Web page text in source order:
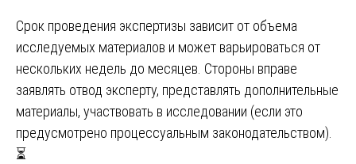
Срок проведения экспертизы зависит от объема
исследуемых материалов и может варьироваться от
нескольких недель до месяцев. Стороны вправе
заявлять отвод эксперту, представлять дополнительные
материалы, участвовать в исследовании (если это
предусмотрено процессуальным законодательством).
⏳